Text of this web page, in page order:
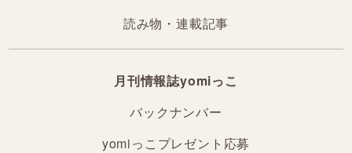
読み物・連載記事
月刊情報誌yomiっこ
バックナンバー
yomiっこプレゼント応募